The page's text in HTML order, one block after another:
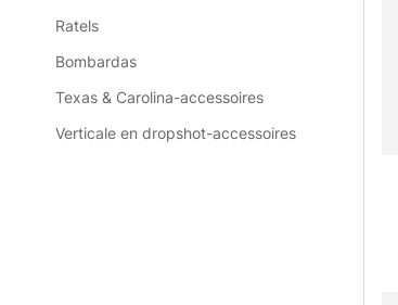
Ratels
Bombardas
Texas & Carolina-accessoires
Verticale en dropshot-accessoires